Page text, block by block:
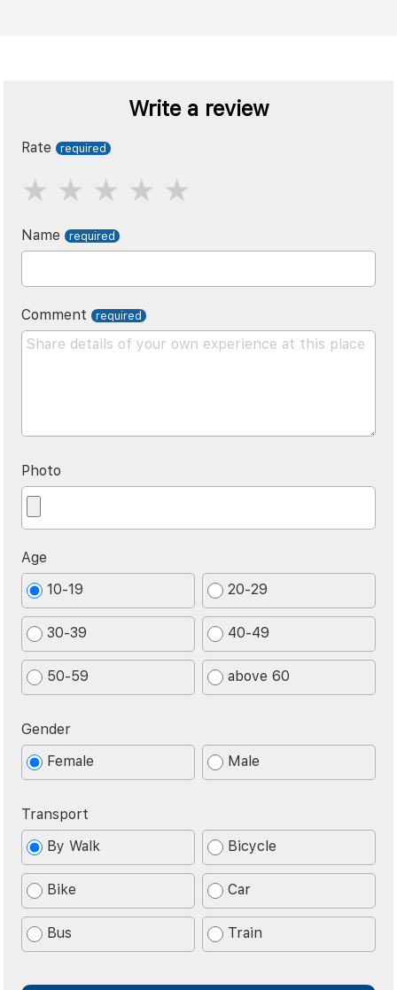
Write a review
Rate
Name
Comment
Photo
Age
10-19
20-29
30-39 40-49
50-59 above 60
Gender
Female
Male
Transport
By Walk
Bicycle
Bike Car
Bus Train